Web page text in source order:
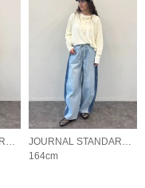
JOURNAL STANDARD LADYS
JOURNAL STANDARD LADYS
164cm